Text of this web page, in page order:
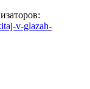
v-glazah-